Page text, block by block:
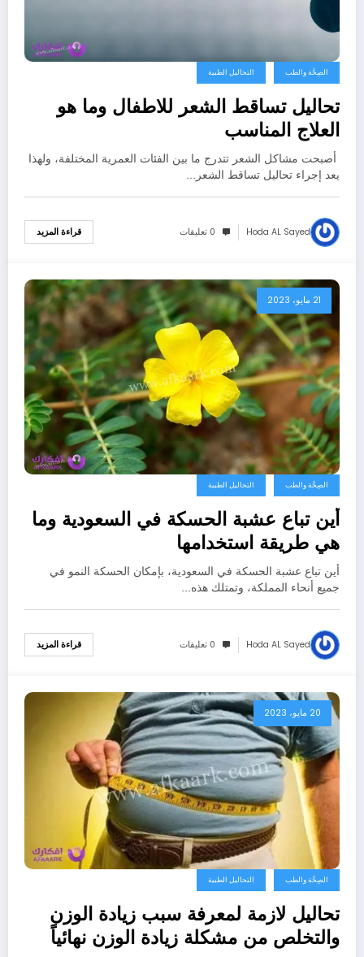
الصِحَّة والطب التحاليل الطبية
تحاليل تساقط الشعر للاطفال وما هو
العلاج المناسب
أصبحت مشاكل الشعر تتدرج ما بين الفئات العمرية المختلفة، ولهذا
يعد إجراء تحاليل تساقط الشعر…
Hoda AL Sayed 0 تعليقات قراءة المزيد
21 مايو، 2023
الصِحَّة والطب التحاليل الطبية
أين تباع عشبة الحسكة في السعودية وما
هي طريقة استخدامها
أين تباع عشبة الحسكة في السعودية، بإمكان الحسكة النمو في
جميع أنحاء المملكة، وتمتلك هذه…
Hoda AL Sayed 0 تعليقات قراءة المزيد
20 مايو، 2023
الصِحَّة والطب التحاليل الطبية
تحاليل لازمة لمعرفة سبب زيادة الوزن
والتخلص من مشكلة زيادة الوزن نهائياً